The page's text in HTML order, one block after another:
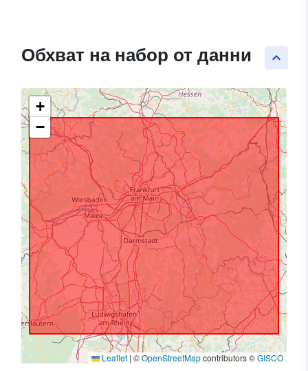
keyboard_arrow_up
Обхват на набор от данни
+
−
Leaflet | ©OpenStreetMapcontributors ©GISCO